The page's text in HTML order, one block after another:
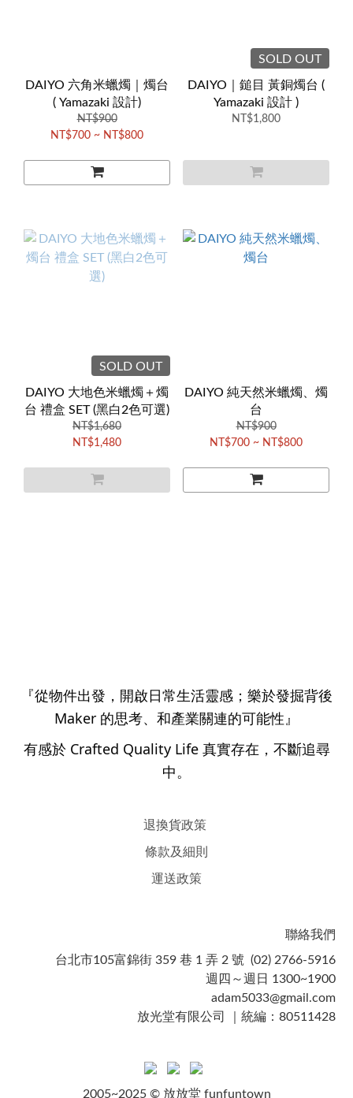
DAIYO 六角米蠟燭｜燭台
( Yamazaki 設計)
NT$900
NT$700 ~ NT$800
SOLD OUT
DAIYO｜鎚目 黃銅燭台 (
Yamazaki 設計 )
NT$1,800
SOLD OUT
DAIYO 大地色米蠟燭＋燭
台 禮盒 SET (黑白2色可選)
NT$1,680
NT$1,480
DAIYO 純天然米蠟燭、燭
台
NT$900
NT$700 ~ NT$800
『從物件出發，開啟日常生活靈感；樂於發掘背後
Maker 的思考、和產業關連的可能性』
有感於 Crafted Quality Life 真實存在，不斷追尋
中。
退換貨政策
條款及細則
運送政策
聯絡我們
台北市105富錦街 359 巷 1 弄 2 號 (02) 2766-5916
週四～週日 1300~1900
adam5033@gmail.com
放光堂有限公司 ｜統編：80511428
2005~2025 © 放放堂 funfuntown